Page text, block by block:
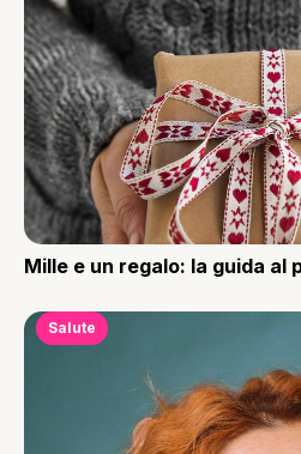
Mille e un regalo: la guida
Salute